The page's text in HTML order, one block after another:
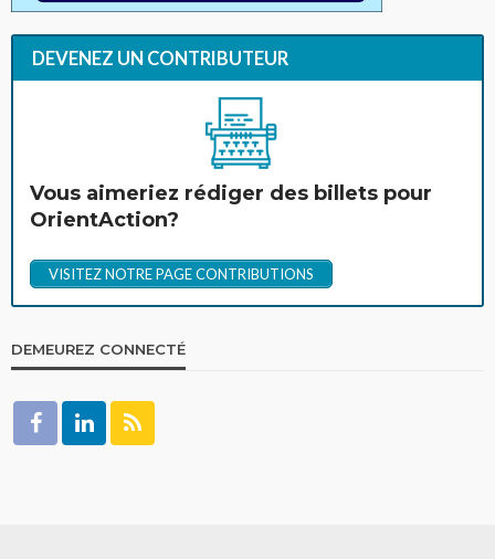
DEVENEZ UN CONTRIBUTEUR
Vous aimeriez rédiger des billets pour
OrientAction?
VISITEZ NOTRE PAGE CONTRIBUTIONS
DEMEUREZ CONNECTÉ